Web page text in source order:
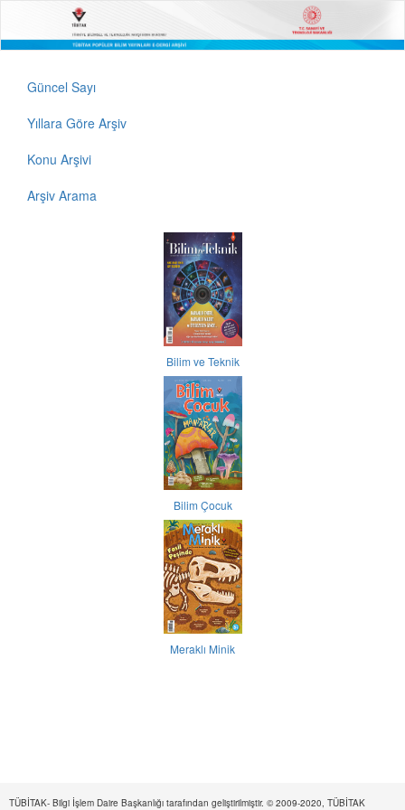
Güncel Sayı
Yıllara Göre Arşiv
Konu Arşivi
Arşiv Arama
Bilim ve Teknik
Bilim Çocuk
Meraklı Minik
TÜBİTAK- Bilgi İşlem Daire Başkanlığı tarafından geliştirilmiştir. © 2009-2020, TÜBİTAK